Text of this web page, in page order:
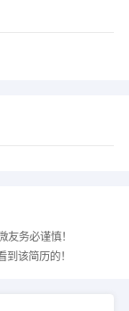
务必谨慎！
到该简历的！